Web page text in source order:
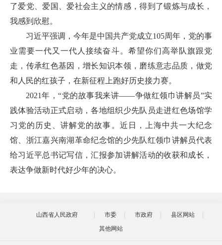
了爱党、爱国、爱社会主义的情感，得到了锻炼与成长，
我感到欣慰。
习近平强调，今年是中国共产党成立105周年，党的事
业需要一代又一代人接续奋斗。希望你们高举队旗跟党
走，传承红色基因，增长知识本领，磨练意志品质，做党
和人民的红孩子，在新征程上跑好历史接力赛。
2021年，“党的故事我来讲——争做红领巾讲解员”实
践体验活动正式启动，各地组织少先队员走进红色场馆学
习党的历史、讲解党的故事。近日，上海中共一大纪念
馆、浙江嘉兴南湖革命纪念馆的少先队红领巾讲解员代表
给习近平总书记写信，汇报参加讲解活动的收获和成长，
表达争做新时代好少年的决心。
山西省人民政府 市委 市政府
县区网站
其他网站